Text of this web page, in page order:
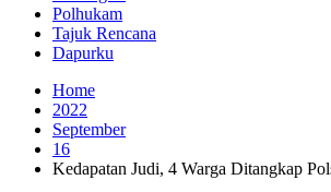
Polhukam
Tajuk Rencana
Dapurku
Home
2022
September
16
Kedapatan Judi, 4 Warga Ditangkap